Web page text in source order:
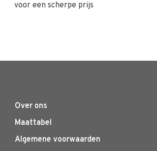
voor een scherpe prijs
Over ons
Maattabel
Algemene voorwaarden